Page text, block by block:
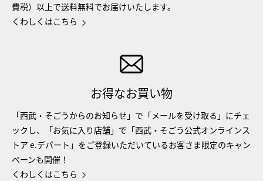
費税）以上で送料無料でお届けいたします。
くわしくはこちら
お得なお買い物
「西武・そごうからのお知らせ」で「メールを受け取る」にチェ
ックし、「お気に入り店舗」で「西武・そごう公式オンラインス
トア e.デパート」をご登録いただいているお客さま限定のキャン
ペーンも開催！
くわしくはこちら